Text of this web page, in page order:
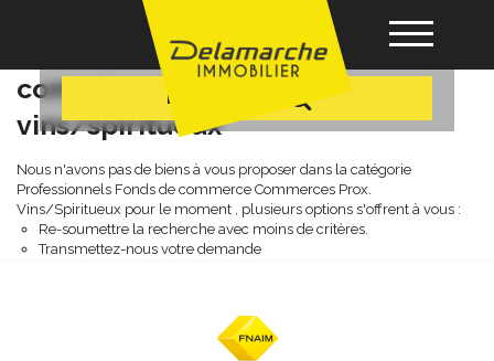
Acheter
Louer
Recherche
Professionnels fonds de
commerce commerces prox.
vins/spiritueux
Nous n'avons pas de biens à vous proposer dans la catégorie
Professionnels Fonds de commerce Commerces Prox.
Vins/Spiritueux pour le moment , plusieurs options s'offrent à vous :
Re-soumettre la recherche avec moins de critères.
Transmettez-nous votre demande